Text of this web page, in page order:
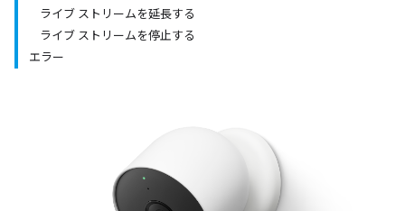
ライブ ストリームを延長する
ライブ ストリームを停止する
エラー